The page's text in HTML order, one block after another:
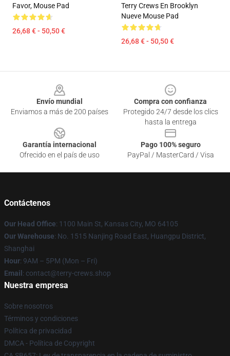
Favor, Mouse Pad
26,68 € - 50,50 €
Terry Crews En Brooklyn
Nueve Mouse Pad
26,68 € - 50,50 €
Envío mundial
Enviamos a más de 200 países
Compra con confianza
Protegido 24/7 desde los clics
hasta la entrega
Garantía internacional
Ofrecido en el país de uso
Pago 100% seguro
PayPal / MasterCard / Visa
Contáctenos
Our Head Office: 1100 Main St, Kansas City, MO 64105
Our Warehouse: No. 1515 Nanjing Road East, Huangpu District,
Shanghai
Hour: 9AM – 5PM (Mon – Fri)
Email : contact@terry-crews.shop
Nuestra empresa
Sobre nosotros
Términos y condiciones
Política de privacidad
DMCA - Política de Copyright